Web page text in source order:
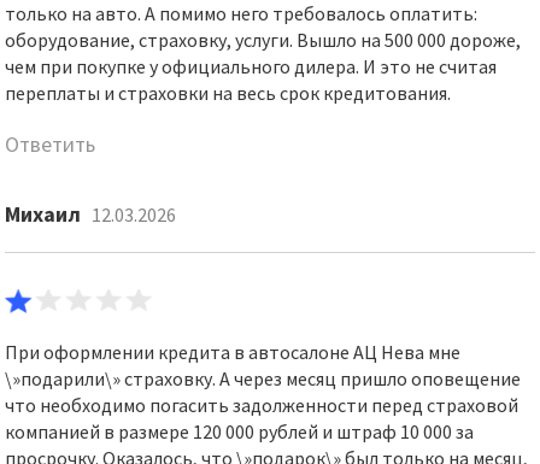
только на авто. А помимо него требовалось оплатить:
оборудование, страховку, услуги. Вышло на 500 000 дороже,
чем при покупке у официального дилера. И это не считая
переплаты и страховки на весь срок кредитования.
Ответить
Михаил 12.03.2026
При оформлении кредита в автосалоне АЦ Нева мне
\»подарили\» страховку. А через месяц пришло оповещение
что необходимо погасить задолженности перед страховой
компанией в размере 120 000 рублей и штраф 10 000 за
просрочку. Оказалось, что \»подарок\» был только на месяц,